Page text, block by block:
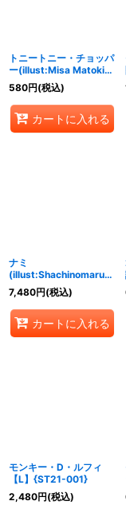
トニートニー・チョッパ
ー(illust:Misa Matoki)
【SR】{EB01-006}
580円(税込)
カートに入れる
ナミ
(illust:Shachinomaru)
【C】{ST01-007}
7,480円(税込)
カートに入れる
モンキー・D・ルフィ
【L】{ST21-001}
2,480円(税込)